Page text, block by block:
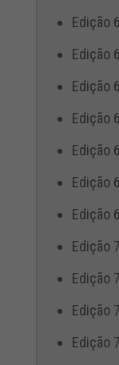
Edição
Edição
Edição
Edição
Edição
Edição
Edição
Edição
Edição
Edição
Edição